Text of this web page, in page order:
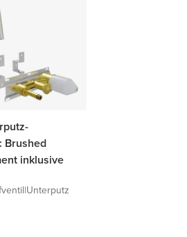
Brushed
inklusive
|Unterputz